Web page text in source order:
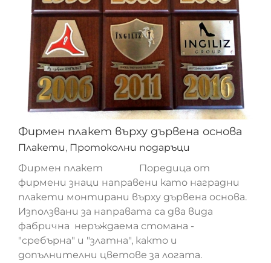
Фирмен плакет върху дървена основа
Фирмен плакет върху дървена основа
Плакети, Протоколни подаръци
Фирмен плакет Поредица от
фирмени знаци направени като наградни
плакети монтирани върху дървена основа.
Използвани за направата са два вида
фабрична неръждаема стомана -
"сребърна" и "златна", както и
допълнителни цветове за логата.